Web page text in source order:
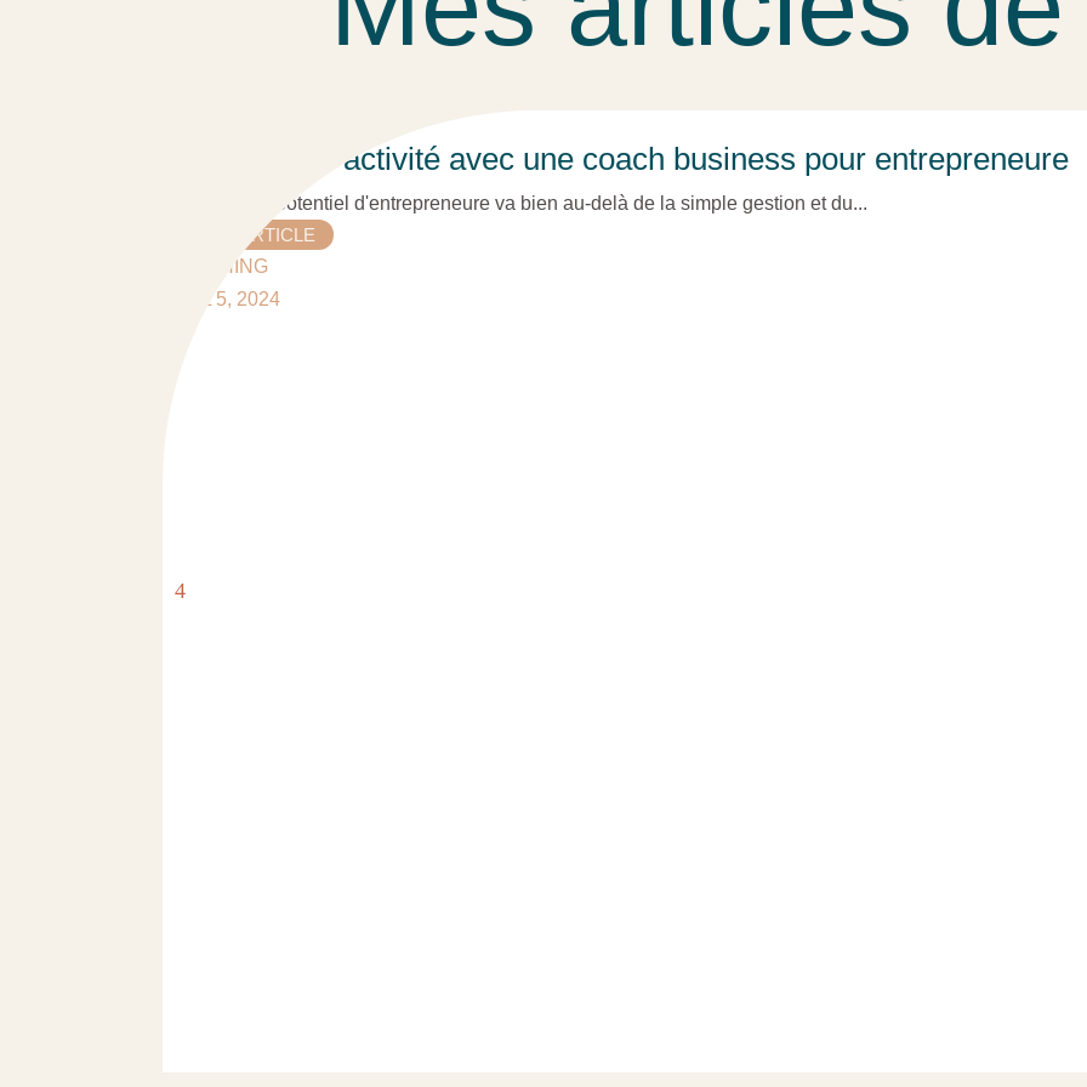
Exploiter ton activité avec une coach business pour entrepreneure
Exploiter ton potentiel d'entrepreneure va bien au-delà de la simple gestion et du...
LIRE L'ARTICLE
COACHING
JUIL 5, 2024